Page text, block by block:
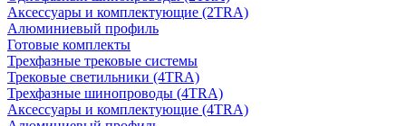
Аксессуары и комплектующие (2TRA)
Алюминиевый профиль
Готовые комплекты
Трехфазные трековые системы
Трековые светильники (4TRA)
Трехфазные шинопроводы (4TRA)
Аксессуары и комплектующие (4TRA)